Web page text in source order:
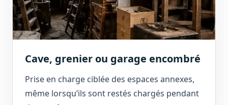
Cave, grenier ou garage encombré
Prise en charge ciblée des espaces annexes,
même lorsqu’ils sont restés chargés pendant